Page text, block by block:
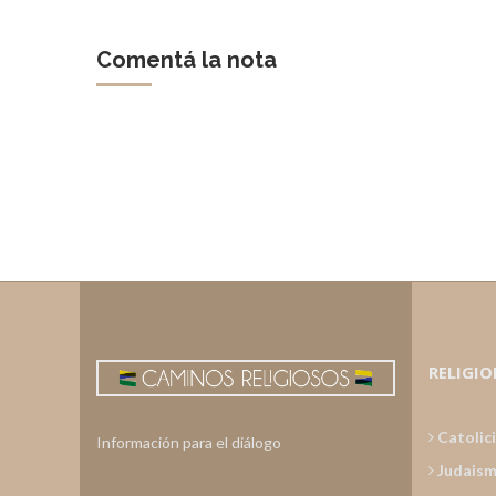
Comentá la nota
Información para el diálogo